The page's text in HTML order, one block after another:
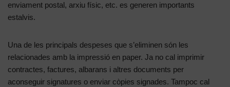
enviament postal, arxiu físic, etc. es generen importants
estalvis.
Una de les principals despeses que s’eliminen són les
relacionades amb la impressió en paper. Ja no cal imprimir
contractes, factures, albarans i altres documents per
aconseguir signatures o enviar còpies signades. Tampoc cal